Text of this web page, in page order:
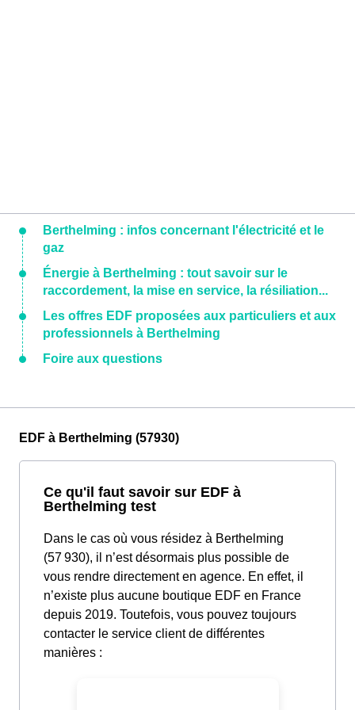
Berthelming : infos concernant l'électricité et le
gaz
Énergie à Berthelming : tout savoir sur le
raccordement, la mise en service, la résiliation...
Les offres EDF proposées aux particuliers et aux
professionnels à Berthelming
Foire aux questions
EDF à Berthelming (57930)
Ce qu'il faut savoir sur EDF à
Berthelming test
Dans le cas où vous résidez à Berthelming
(57 930), il n’est désormais plus possible de
vous rendre directement en agence. En effet, il
n’existe plus aucune boutique EDF en France
depuis 2019. Toutefois, vous pouvez toujours
contacter le service client de différentes
manières :